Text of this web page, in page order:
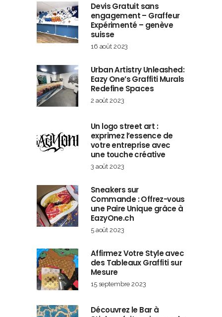
Devis Gratuit sans
engagement – Graffeur
Expérimenté – genève
suisse
16 août 2023
Urban Artistry Unleashed:
Eazy One’s Graffiti Murals
Redefine Spaces
2 août 2023
Un logo street art :
exprimez l’essence de
votre entreprise avec
une touche créative
3 août 2023
Sneakers sur
Commande : Offrez-vous
une Paire Unique grâce à
EazyOne.ch
5 août 2023
Affirmez Votre Style avec
des Tableaux Graffiti sur
Mesure
15 septembre 2023
Découvrez le Bar à